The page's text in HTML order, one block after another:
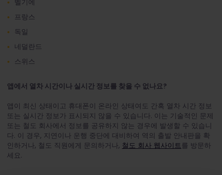
벨기에
프랑스
독일
네덜란드
스위스
앱에서 열차 시간이나 실시간 정보를 찾을 수 없나요?
앱이 최신 상태이고 휴대폰이 온라인 상태여도 간혹 열차 시간 정보
또는 실시간 정보가 표시되지 않을 수 있습니다. 이는 기술적인 문제
또는 철도 회사에서 정보를 공유하지 않는 경우에 발생할 수 있습니
다. 이 경우, 지연이나 운행 중단에 대비하여 역의 출발 안내판을 확
인하거나, 철도 직원에게 문의하거나, 철도 회사 웹사이트를 방문하
세요.